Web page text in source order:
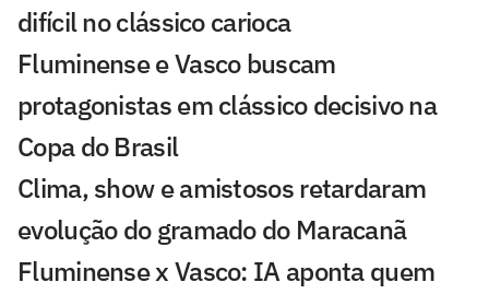
difícil no clássico carioca
Fluminense e Vasco buscam
protagonistas em clássico decisivo na
Copa do Brasil
Clima, show e amistosos retardaram
evolução do gramado do Maracanã
Fluminense x Vasco: IA aponta quem